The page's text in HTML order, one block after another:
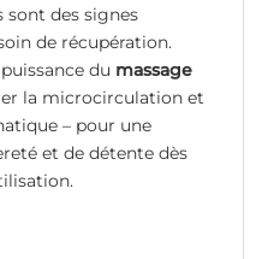
sont des signes
de récupération.
du massage
la microcirculation et
– pour une
et de détente dès